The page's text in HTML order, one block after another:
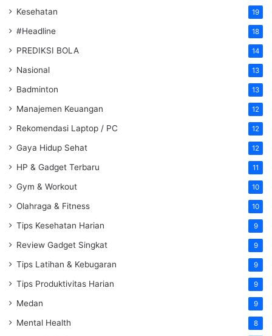
Kesehatan 19
#Headline 18
PREDIKSI BOLA 14
Nasional 13
Badminton 13
Manajemen Keuangan 12
Rekomendasi Laptop / PC 12
Gaya Hidup Sehat 12
HP & Gadget Terbaru 11
Gym & Workout 10
Olahraga & Fitness 10
Tips Kesehatan Harian 9
Review Gadget Singkat 9
Tips Latihan & Kebugaran 9
Tips Produktivitas Harian 9
Medan 9
Mental Health 8